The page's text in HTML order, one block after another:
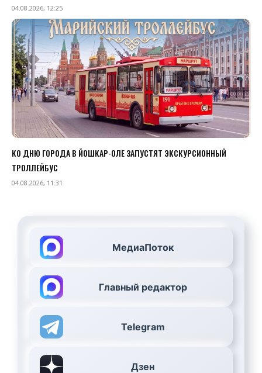
04.08.2026, 12:25
КО ДНЮ ГОРОДА В ЙОШКАР-ОЛЕ ЗАПУСТЯТ ЭКСКУРСИОННЫЙ
ТРОЛЛЕЙБУС
04.08.2026, 11:31
МедиаПоток
Главный редактор
Telegram
Дзен